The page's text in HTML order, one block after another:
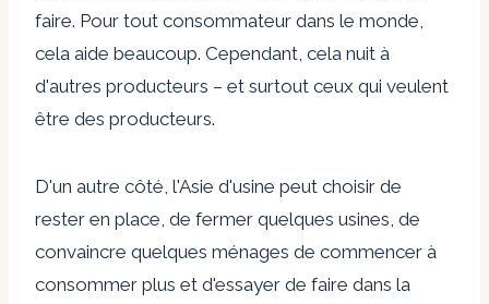
faire. Pour tout consommateur dans le monde,
cela aide beaucoup. Cependant, cela nuit à
d'autres producteurs – et surtout ceux qui veulent
être des producteurs.
D'un autre côté, l'Asie d'usine peut choisir de
rester en place, de fermer quelques usines, de
convaincre quelques ménages de commencer à
consommer plus et d'essayer de faire dans la